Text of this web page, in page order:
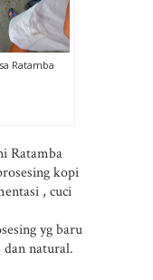
Ratamba
Ratamba
kopi
, cuci
yg baru
dan natural.